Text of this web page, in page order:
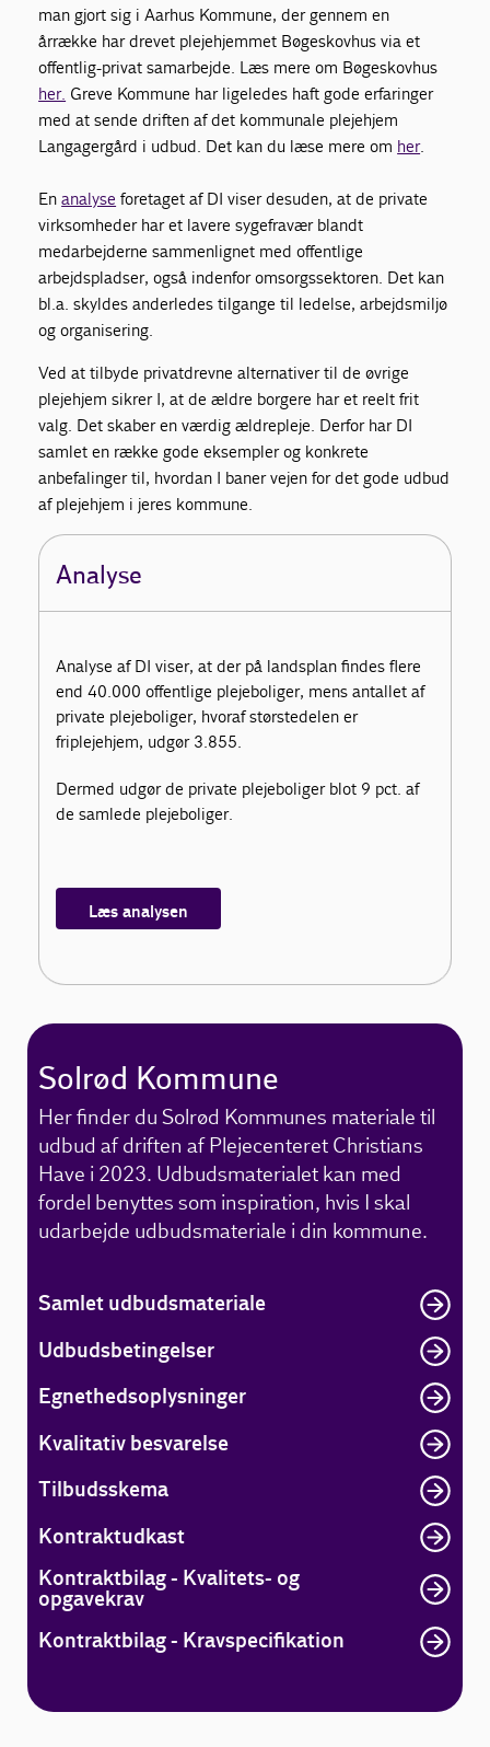
man gjort sig i Aarhus Kommune, der gennem en
årrække har drevet plejehjemmet Bøgeskovhus via et
offentlig-privat samarbejde. Læs mere om Bøgeskovhus
her. Greve Kommune har ligeledes haft gode erfaringer
med at sende driften af det kommunale plejehjem
Langagergård i udbud. Det kan du læse mere om her.
Enanalyse foretaget af DI viser desuden, at de private
virksomheder har et lavere sygefravær blandt
medarbejderne sammenlignet med offentlige
arbejdspladser, også indenfor omsorgssektoren. Det kan
bl.a. skyldes anderledes tilgange til ledelse, arbejdsmiljø
og organisering.
Ved at tilbyde privatdrevne alternativer til de øvrige
plejehjem sikrer I, at de ældre borgere har et reelt frit
valg. Det skaber en værdig ældrepleje. Derfor har DI
samlet en række gode eksempler og konkrete
anbefalinger til, hvordan I baner vejen for det gode udbud
af plejehjem i jeres kommune.
Analyse
Analyse af DI viser, at der på landsplan findes flere
end 40.000 offentlige plejeboliger, mens antallet af
private plejeboliger, hvoraf størstedelen er
friplejehjem, udgør 3.855.
Dermed udgør de private plejeboliger blot 9 pct. af
de samlede plejeboliger.
Læs analysen
Solrød Kommune
Her finder du Solrød Kommunes materiale til
udbud af driften af Plejecenteret Christians
Have i 2023. Udbudsmaterialet kan med
fordel benyttes som inspiration, hvis I skal
udarbejde udbudsmateriale i din kommune.
Samlet udbudsmateriale
Udbudsbetingelser
Egnethedsoplysninger
Kvalitativ besvarelse
Tilbudsskema
Kontraktudkast
Kontraktbilag - Kvalitets- og
opgavekrav
Kontraktbilag - Kravspecifikation